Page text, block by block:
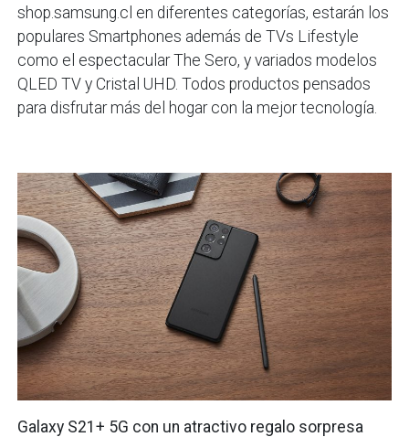
shop.samsung.cl en diferentes categorías, estarán los
populares Smartphones además de TVs Lifestyle
como el espectacular The Sero, y variados modelos
QLED TV y Cristal UHD. Todos productos pensados
para disfrutar más del hogar con la mejor tecnología.
Galaxy S21+ 5G con un atractivo regalo sorpresa